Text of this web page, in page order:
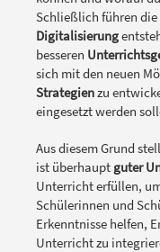
Schließlich führen
Digitalisierung
besseren
sich mit den neuen
Strategienzu
eingesetzt werden
Aus diesem Grund
ist überhaupt guter
Unterricht erfüllen,
Schülerinnen und
Erkenntnisse helfen,
Unterricht zu